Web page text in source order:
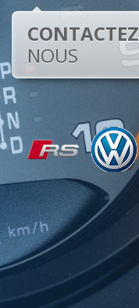
CONTACTEZ
NOUS